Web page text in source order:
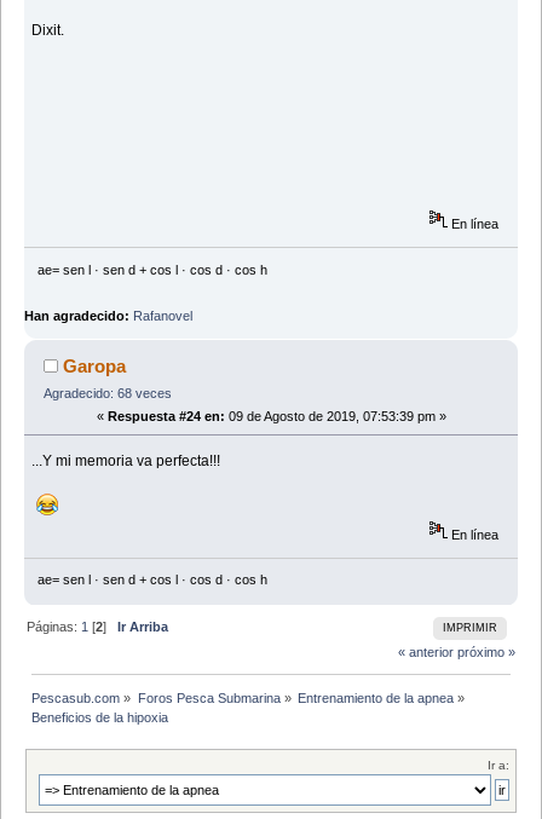
Dixit.
En línea
ae= sen l · sen d + cos l · cos d · cos h
Han agradecido: Rafanovel
Garopa
Agradecido: 68 veces
« Respuesta #24 en: 09 de Agosto de 2019, 07:53:39 pm »
...Y mi memoria va perfecta!!!
En línea
ae= sen l · sen d + cos l · cos d · cos h
IMPRIMIR
Páginas: 1 [2]Ir Arriba
« anterior próximo »
Pescasub.com » Foros Pesca Submarina» Entrenamiento de la apnea»
Beneficios de la hipoxia
Ir a: